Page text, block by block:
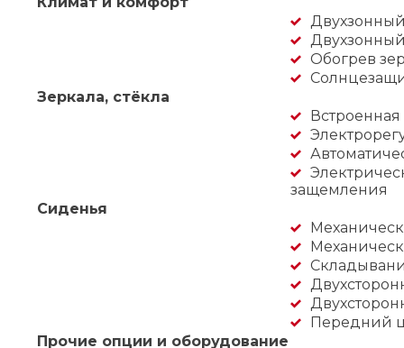
Обогрев
Зеркала, стёкла
защемления
Сиденья
Передний
Прочие опции и оборудование